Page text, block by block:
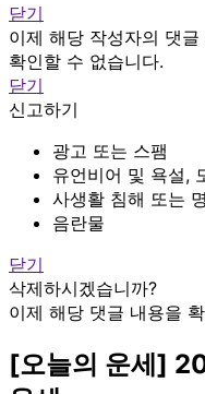
닫기
이제 해당 작성자의 댓글
확인할 수 없습니다.
닫기
신고하기
광고 또는 스팸
유언비어 및 욕설,
사생활 침해 또는
음란물
닫기
삭제하시겠습니까?
이제 해당 댓글 내용을
[오늘의 운세]